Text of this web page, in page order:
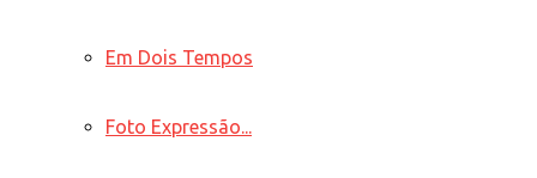
Em Dois Tempos
Foto Expressão...